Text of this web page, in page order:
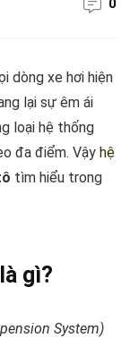
0
dòng xe hơi hiện
lại sự êm ái
loại hệ thống
đa điểm. Vậy hệ
tìm hiểu trong
gì?
System)